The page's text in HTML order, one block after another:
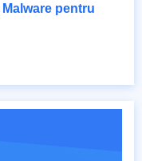
Malware pentru